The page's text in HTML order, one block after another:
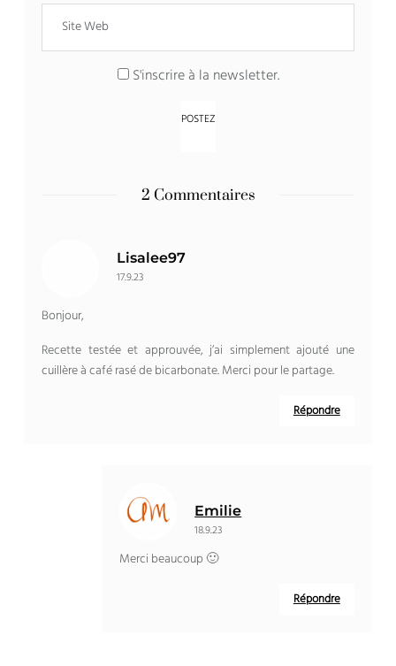
S'inscrire à la newsletter.
2 Commentaires
Lisalee97
17.9.23
Bonjour,
Recette testée et approuvée, j’ai simplement ajouté une
cuillère à café rasé de bicarbonate. Merci pour le partage.
Répondre
Emilie
18.9.23
Merci beaucoup 🙂
Répondre